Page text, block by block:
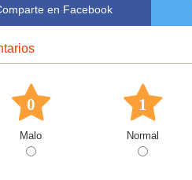
en Facebook
0
Malo
1
Normal